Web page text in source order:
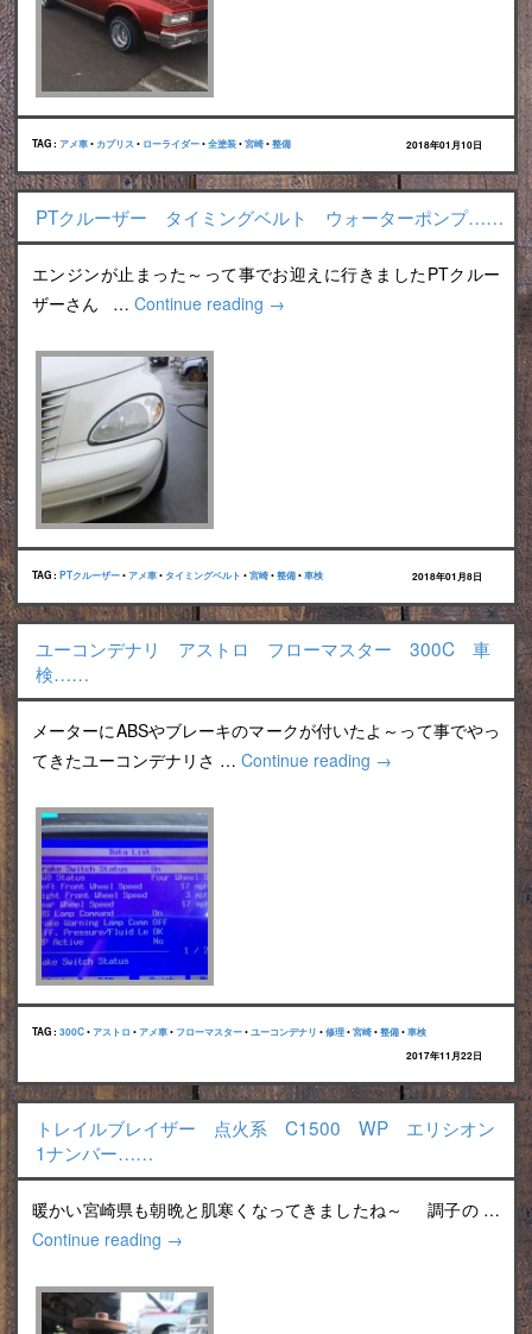
TAG : アメ車• カプリス• ローライダー•全塗装•宮崎•整備 2018年01月10日
PTクルーザー タイミングベルト ウォーターポンプ……
エンジンが止まった～って事でお迎えに行きましたPTクルー
ザーさん … Continue reading →
TAG : PTクルーザー•アメ車• タイミングベルト •宮崎•整備•車検 2018年01月8日
ユーコンデナリ アストロ フローマスター 300C 車
検……
メーターにABSやブレーキのマークが付いたよ～って事でやっ
てきたユーコンデナリさ … Continue reading →
TAG : 300C•アストロ •アメ車• フローマスター•ユーコンデナリ •修理•宮崎•整備•車検
2017年11月22日
トレイルブレイザー 点火系 C1500 WP エリシオン
1ナンバー……
暖かい宮崎県も朝晩と肌寒くなってきましたね～ 調子の …
Continue reading →